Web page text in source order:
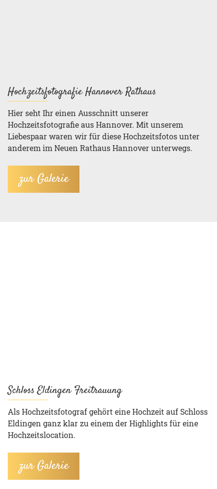
Hochzeitsfotografie Hannover Rathaus
Hier seht Ihr einen Ausschnitt unserer
Hochzeitsfotografie aus Hannover. Mit unserem
Liebespaar waren wir für diese Hochzeitsfotos unter
anderem im Neuen Rathaus Hannover unterwegs.
zur Galerie
Schloss Eldingen Freitrauung
Als Hochzeitsfotograf gehört eine Hochzeit auf Schloss
Eldingen ganz klar zu einem der Highlights für eine
Hochzeitslocation.
zur Galerie